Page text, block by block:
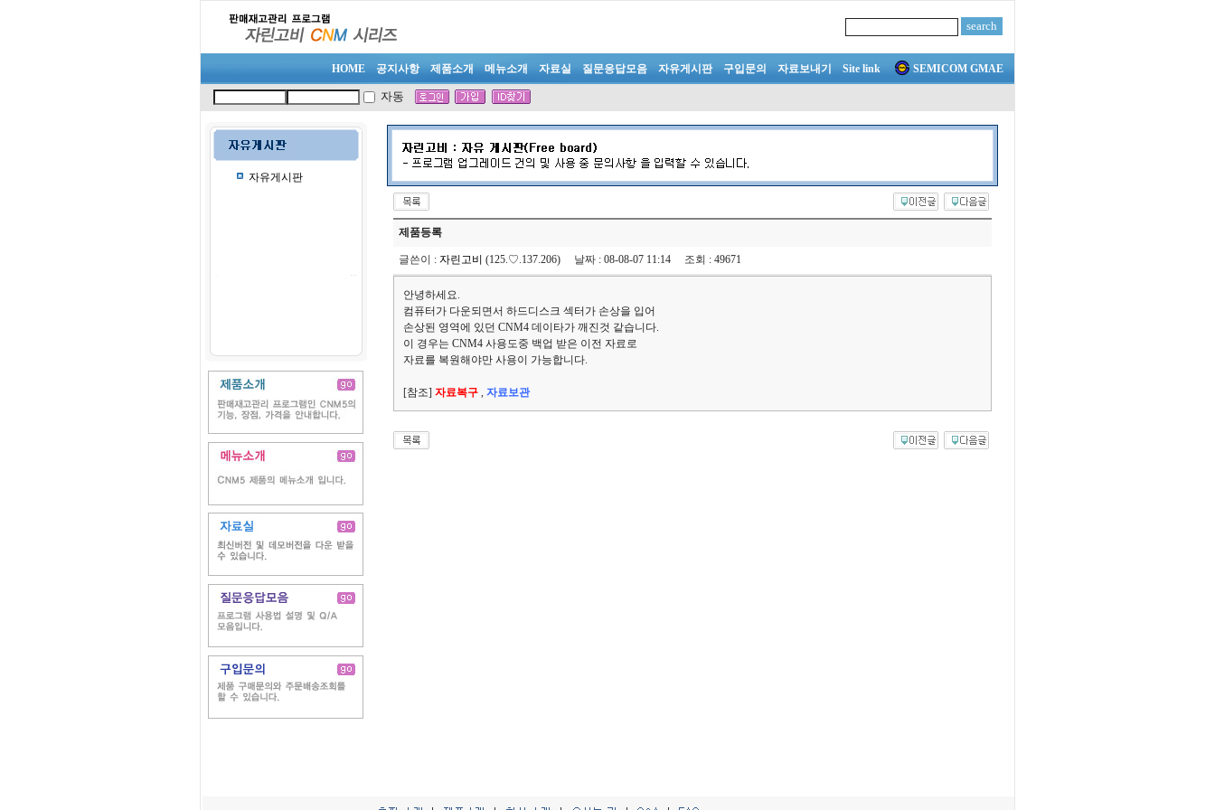
HOME 공지사항 제품소개 메뉴소개 자료실 질문응답모음 자유게시판 구입문의 자료보내기 Site link SEMICOM GMAE
자동
자유게시판
제품등록
글쓴이 : 자린고비 (125.♡.137.206) 날짜 : 08-08-07 11:14 조회 : 49671
안녕하세요.
컴퓨터가 다운되면서 하드디스크 섹터가 손상을 입어
손상된 영역에 있던 CNM4 데이타가 깨진것 같습니다.
이 경우는 CNM4 사용도중 백업 받은 이전 자료로
자료를 복원해야만 사용이 가능합니다.
[참조] 자료복구 , 자료보관